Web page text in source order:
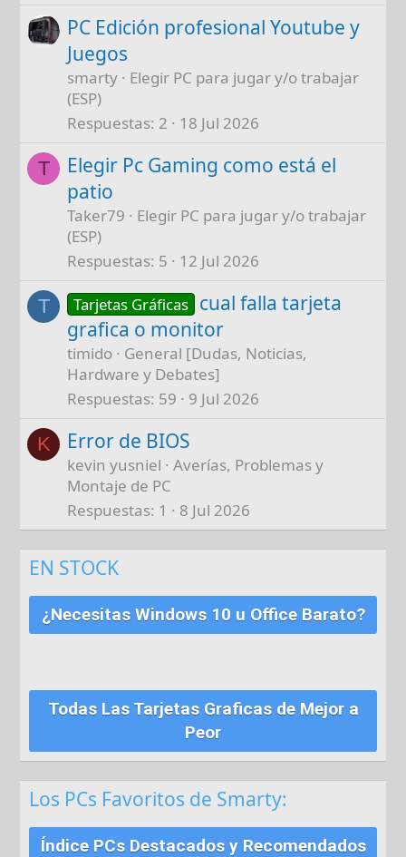
PC Edición profesional Youtube y
Juegos
smarty
Elegir PC para jugar y/o trabajar
(ESP)
Respuestas 2 18 Jul 2026
T
Elegir Pc Gaming como está el
patio
Taker79
Elegir PC para jugar y/o trabajar
(ESP)
Respuestas 5 12 Jul 2026
T Tarjetas Gráficas cual falla tarjeta
grafica o monitor
timido
General [Dudas, Noticias,
Hardware y Debates]
Respuestas 59 9 Jul 2026
K Error de BIOS
kevin yusniel
Averías, Problemas y
Montaje de PC
Respuestas 1 8 Jul 2026
EN STOCK
¿Necesitas Windows 10 u Office Barato?
Todas Las Tarjetas Graficas de Mejor a
Peor
Los PCs Favoritos de Smarty:
Índice PCs Destacados y Recomendados